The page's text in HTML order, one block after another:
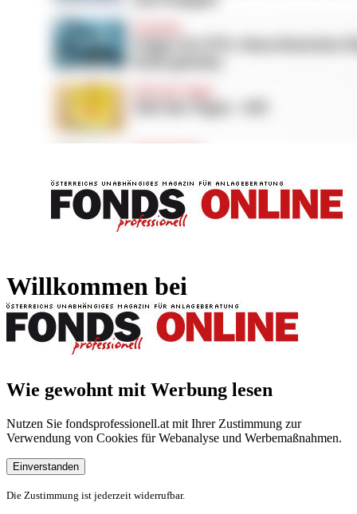
Willkommen bei
Wie gewohnt mit Werbung lesen
Nutzen Sie fondsprofessionell.at mit Ihrer Zustimmung zur
Verwendung von Cookies für Webanalyse und Werbemaßnahmen.
Einverstanden
Die Zustimmung ist jederzeit widerrufbar.